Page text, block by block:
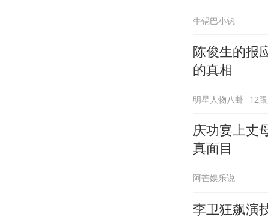
牛锅巴小钒
陈俊生的报
的真相
明星人物八卦 12
庆功宴上丈
真面目
阿芒娱乐说
李卫狂飙演